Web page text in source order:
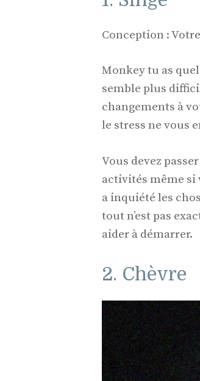
Conception :
Monkey tu as
semble plus
changements à
le stress ne vous
Vous devez
activités même si
a inquiété les
tout n’est pas
aider à démarrer.
2. Chèvre